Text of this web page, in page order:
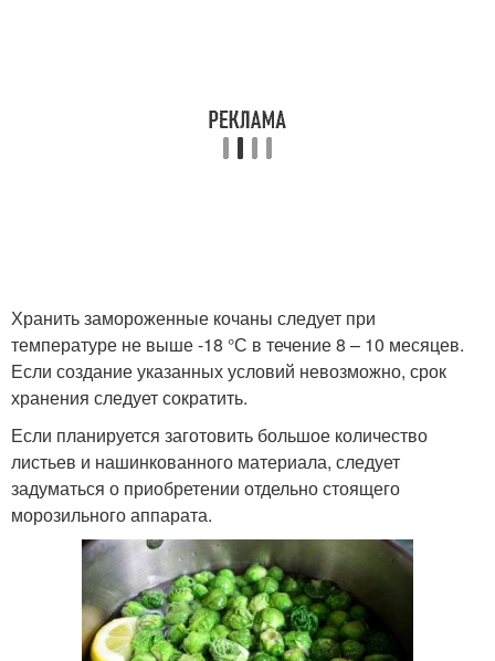
Хранить замороженные кочаны следует при
температуре не выше -18 °С в течение 8 – 10 месяцев.
Если создание указанных условий невозможно, срок
хранения следует сократить.
Если планируется заготовить большое количество
листьев и нашинкованного материала, следует
задуматься о приобретении отдельно стоящего
морозильного аппарата.